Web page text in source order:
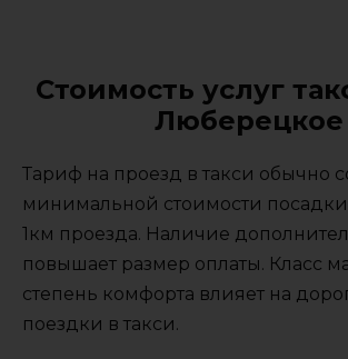
Стоимость услуг
Люберецкое
Тариф на проезд в такси обычно
минимальной стоимости
1км проезда. Наличие
повышает размер оплаты. Класс
степень комфорта влияет на
поездки в такси.